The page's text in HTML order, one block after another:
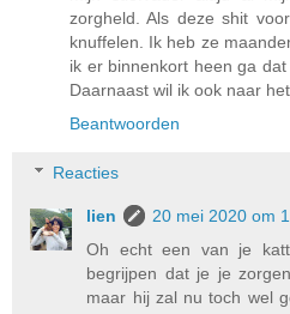
zorgheld. Als deze shit
knuffelen. Ik heb ze
ik er binnenkort heen ga
Daarnaast wil ik ook naar het
Beantwoorden
Reacties
lien
20 mei 2020 om
Oh echt een van je
begrijpen dat je je
maar hij zal nu toch wel